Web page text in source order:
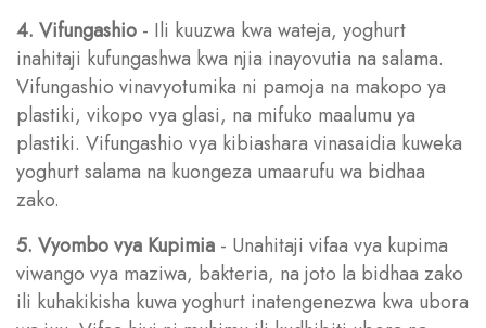
4. Vifungashio - Ili kuuzwa kwa wateja, yoghurt
inahitaji kufungashwa kwa njia inayovutia na salama.
Vifungashio vinavyotumika ni pamoja na makopo ya
plastiki, vikopo vya glasi, na mifuko maalumu ya
plastiki. Vifungashio vya kibiashara vinasaidia kuweka
yoghurt salama na kuongeza umaarufu wa bidhaa
zako.
5. Vyombo vya Kupimia - Unahitaji vifaa vya kupima
viwango vya maziwa, bakteria, na joto la bidhaa zako
ili kuhakikisha kuwa yoghurt inatengenezwa kwa ubora